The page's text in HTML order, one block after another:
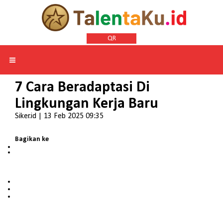
QR
7 Cara Beradaptasi Di
Lingkungan Kerja Baru
Siker.id | 13 Feb 2025 09:35
Bagikan ke